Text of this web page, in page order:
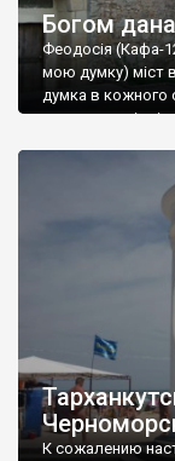
Богом
Феодосія (Кафа-
мою думку) міст
думка в кожного
запрошую
К сожалению